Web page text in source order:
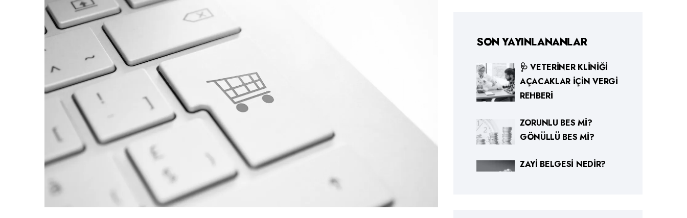
SON YAYINLANANLAR
🩺 VETERINER KLINIĞI
AÇACAKLAR İÇIN VERGI
REHBERI
ZORUNLU BES MI?
GÖNÜLLÜ BES MI?
ZAYI BELGESI NEDIR?